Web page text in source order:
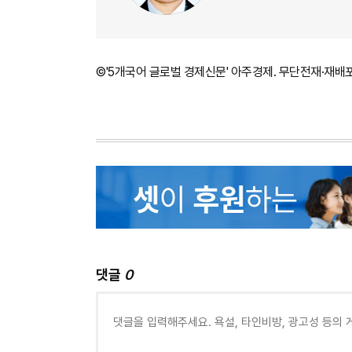
©'5개국어 글로벌 경제신문' 아주경제. 무단전재·재배
댓글 0